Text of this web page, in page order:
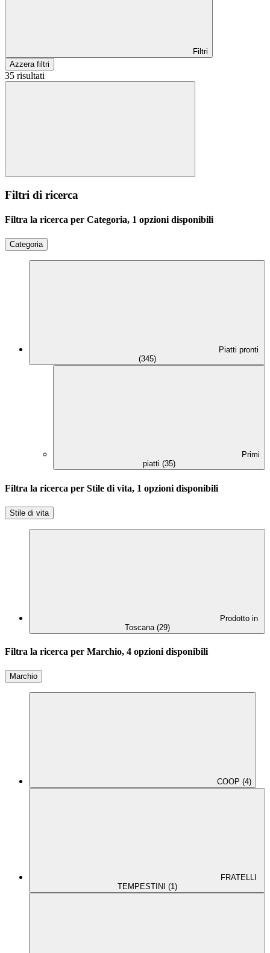
Filtri
Azzera filtri
35 risultati
Filtri di ricerca
Filtra la ricerca per Categoria, 1 opzioni disponibili
Categoria
Piatti pronti
(345)
Primi
piatti (35)
Filtra la ricerca per Stile di vita, 1 opzioni disponibili
Stile di vita
Prodotto in
Toscana (29)
Filtra la ricerca per Marchio, 4 opzioni disponibili
Marchio
COOP (4)
FRATELLI
TEMPESTINI (1)